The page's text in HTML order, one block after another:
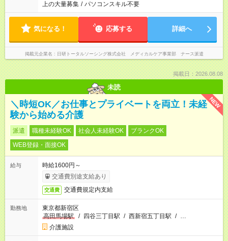
上の大量募集 / パソコンスキル不要
気になる！ 応募する 詳細へ
掲載元企業名 日研トータルソーシング株式会社 メディカルケア事業部 ナース派遣
掲載日：2026.08.08
未読
NEW
＼時短OK／お仕事とプライベートを両立！未経
験から始める介護
派遣 職種未経験OK 社会人未経験OK
ブランクOK
WEB登録・面接OK
給与
時給1600円～
交通費別途支給あり
交通費 交通費規定内支給
勤務地
東京都新宿区
高田馬場駅
/ 四谷三丁目駅 / 西新宿五丁目駅 / …
介護施設